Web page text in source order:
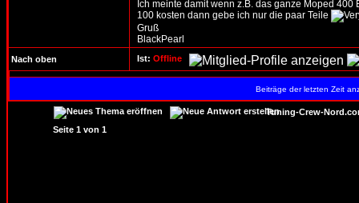
Ich meinte damit wenn z.B. das ganze Moped
100 kosten dann gebe ich nur die paar Teile
Gruß
BlackPearl
Nach oben Ist: Offline
Beiträge der letzten Zeit
Tuning-Crew-
Seite 1 von 1